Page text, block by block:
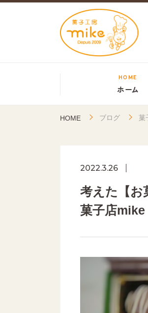
HOME
ホーム
HOME ブログ 菓
2022.3.26
考えた【お
菓子店mike